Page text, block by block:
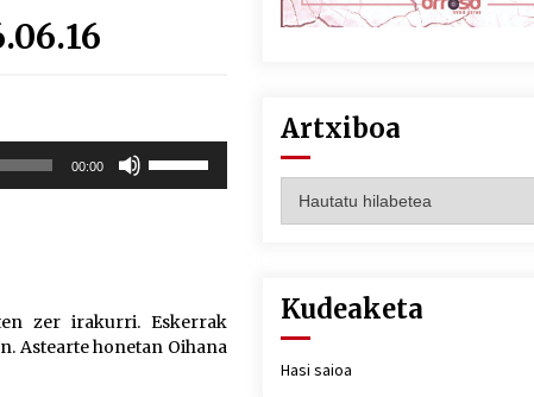
00:00
jaisteko.
zer irakurri. Eskerrak
Astearte honetan Oihana
Artxiboa
Kudeaketa
Hasi saioa